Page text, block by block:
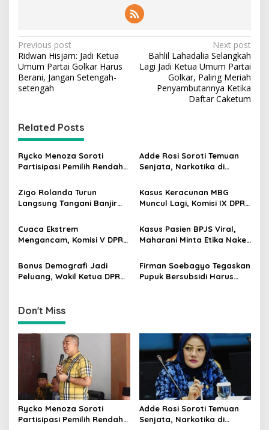
P
o
s
t
a
v
i
a
i
o
n
Previous post
Ridwan Hisjam: Jadi Ketua
Umum Partai Golkar Harus
Berani, Jangan Setengah-
setengah
Next post
Bahlil Lahadalia Selangkah
Lagi Jadi Ketua Umum Partai
Golkar, Paling Meriah
Penyambutannya Ketika
Daftar Caketum
Related Posts
Rycko Menoza Soroti
Partisipasi Pemilih Rendah
Edukasi Politik
Adde Rosi Soroti Temuan
Senjata, Narkotika di
Siswa Harus Dijaga
Zigo Rolanda Turun
Langsung Tangani Banjir
Kasus Keracunan MBG
Muncul Lagi, Komisi IX DPR
Jalur Hukum
Cuaca Ekstrem
Mengancam, Komisi V DPR
Kesiapan Petani Indramayu
Kasus Pasien BPJS Viral,
Maharani Minta Etika Nakes
Dievaluasi
Bonus Demografi Jadi
Peluang, Wakil Ketua DPR
Firman Soebagyo Tegaskan
Pupuk Bersubsidi Harus
Don't Miss
Rycko Menoza Soroti
Partisipasi Pemilih Rendah
Adde Rosi Soroti Temuan
Senjata, Narkotika di